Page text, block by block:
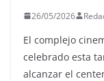
26/05/2026
El complejo
celebrado esta
alcanzar el